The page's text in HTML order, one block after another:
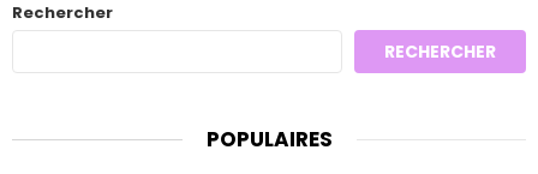
Rechercher
RECHERCHER
POPULAIRES